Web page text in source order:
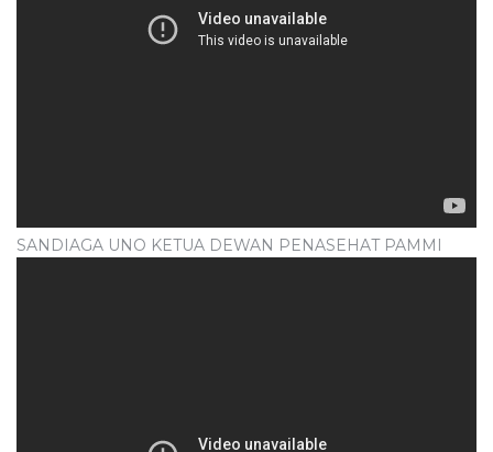
SANDIAGA UNO KETUA DEWAN PENASEHAT PAMMI